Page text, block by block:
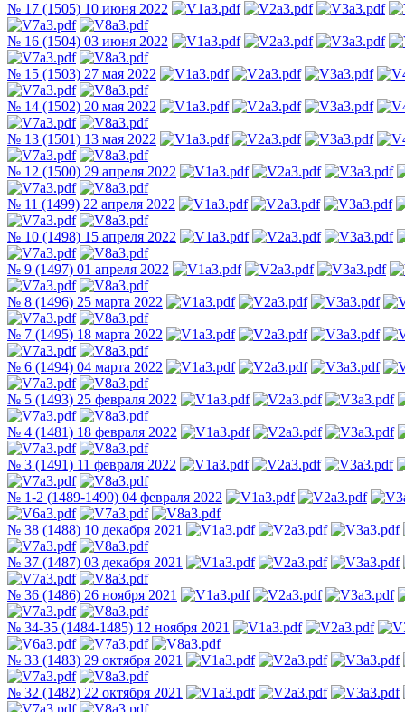
№ 17 (1505) 10 июня 2022
№ 16 (1504) 03 июня 2022
№ 15 (1503) 27 мая 2022
№ 14 (1502) 20 мая 2022
№ 13 (1501) 13 мая 2022
№ 12 (1500) 29 апреля 2022
№ 11 (1499) 22 апреля 2022
№ 10 (1498) 15 апреля 2022
№ 9 (1497) 01 апреля 2022
№ 8 (1496) 25 марта 2022
№ 7 (1495) 18 марта 2022
№ 6 (1494) 04 марта 2022
№ 5 (1493) 25 февраля 2022
№ 4 (1481) 18 февраля 2022
№ 3 (1491) 11 февраля 2022
№ 1-2 (1489-1490) 04 февраля 2022
№ 38 (1488) 10 декабря 2021
№ 37 (1487) 03 декабря 2021
№ 36 (1486) 26 ноября 2021
№ 34-35 (1484-1485) 12 ноября 2021
№ 33 (1483) 29 октября 2021
№ 32 (1482) 22 октября 2021